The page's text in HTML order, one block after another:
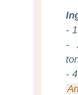
-
-
-